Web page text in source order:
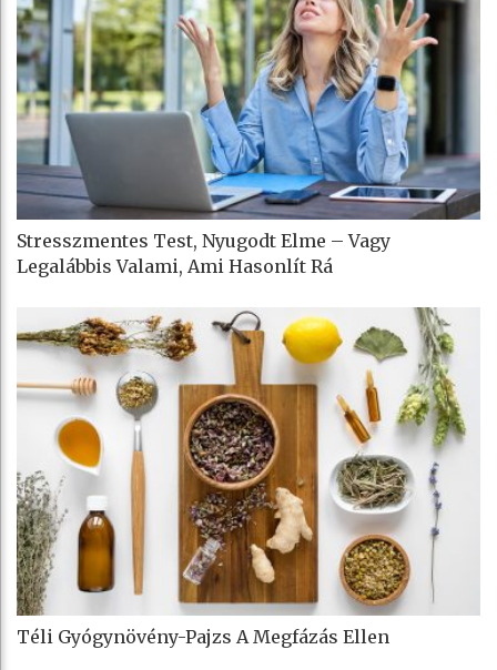
Stresszmentes Test, Nyugodt Elme – Vagy
Legalábbis Valami, Ami Hasonlít Rá
Téli Gyógynövény-Pajzs A Megfázás Ellen